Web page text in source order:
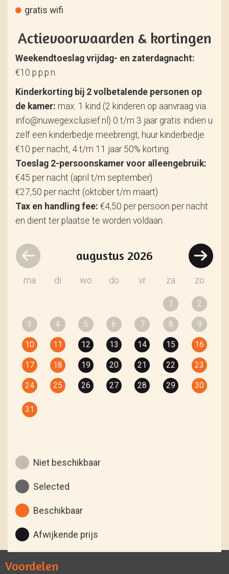
gratis wifi
Actievoorwaarden & kortingen
Weekendtoeslag vrijdag- en zaterdagnacht:
€10 p.p.p.n.
Kinderkorting bij 2 volbetalende personen op
de kamer: max. 1 kind (2 kinderen op aanvraag via
info@nuwegexclusief.nl) 0 t/m 3 jaar gratis indien u
zelf een kinderbedje meebrengt, huur kinderbedje
€10 per nacht, 4 t/m 11 jaar 50% korting.
Toeslag 2-persoonskamer voor alleengebruik:
€45 per nacht (april t/m september)
€27,50 per nacht (oktober t/m maart)
Tax en handling fee: €4,50 per persoon per nacht
en dient ter plaatse te worden voldaan.
augustus 2026
ma di wo do vr za zo
1 2
3 4 5 6 7 8 9
10 11 12 13 14 15 16
17 18 19 20 21 22 23
24 25 26 27 28 29 30
31
Niet beschikbaar
Selected
Beschikbaar
Afwijkende prijs
Voordelen